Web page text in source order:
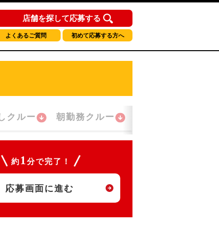
店舗を探して応募する
よくあるご質問 初めて応募する方へ
クルー 朝勤務クルー
約 1 分で完了！
応募画面に進む